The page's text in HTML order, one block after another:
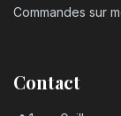
Commandes sur
Contact